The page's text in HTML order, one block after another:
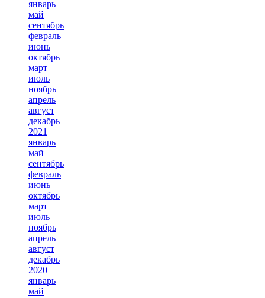
январь
май
сентябрь
февраль
июнь
октябрь
март
июль
ноябрь
апрель
август
декабрь
2021
январь
май
сентябрь
февраль
июнь
октябрь
март
июль
ноябрь
апрель
август
декабрь
2020
январь
май